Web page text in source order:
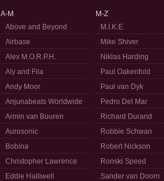
A-M
Above and Beyond
Airbase
Alex M.O.R.P.H.
Aly and Fila
Andy Moor
Anjunabeats Worldwide
Armin van Buuren
Aurosonic
Bobina
Christopher Lawrence
Eddie Halliwell
M-Z
M.I.K.E.
Mike Shiver
Niklas Harding
Paul Oakenfold
Paul van Dyk
Pedro Del Mar
Richard Durand
Robbie Schwan
Robert Nickson
Ronski Speed
Sander van Doorn